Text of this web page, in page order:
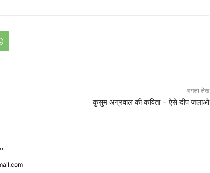
अगला लेख
कुसुम अग्रवाल की कविता – ऐसे दीप जलाओ